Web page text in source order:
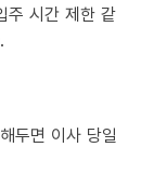
주 시간 제한 같
두면 이사 당일